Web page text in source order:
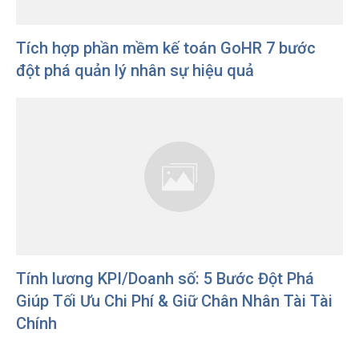
Tích hợp phần mềm kế toán GoHR 7 bước
đột phá quản lý nhân sự hiệu quả
Tính lương KPI/Doanh số: 5 Bước Đột Phá
Giúp Tối Ưu Chi Phí & Giữ Chân Nhân Tài Tài
Chính